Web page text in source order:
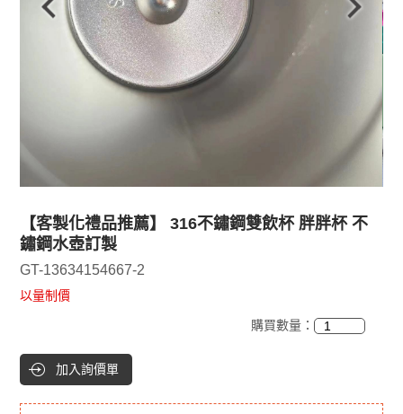
【客製化禮品推薦】 316不鏽鋼雙飲杯 胖胖杯 不
鏽鋼水壺訂製
GT-13634154667-2
以量制價
購買數量：
加入詢價單